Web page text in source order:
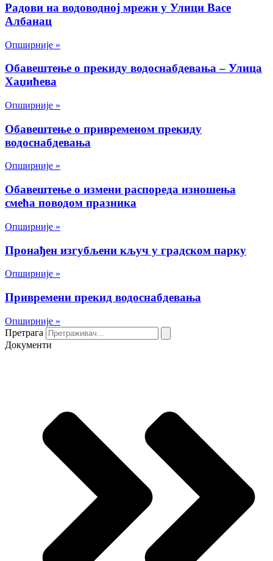
Радови на водоводној мрежи у Улици Васе
Албанац
Опширније »
Обавештење о прекиду водоснабдевања – Улица
Хаџићева
Опширније »
Обавештење о привременом прекиду
водоснабдевања
Опширније »
Обавештење о измени распореда изношења
смећа поводом празника
Опширније »
Пронађен изгубљени кључ у градском парку
Опширније »
Привремени прекид водоснабдевања
Опширније »
Претрага
Документи